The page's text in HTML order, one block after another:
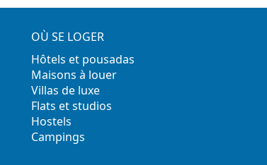
OÙ SE LOGER
Hôtels et pousadas
Maisons à louer
Villas de luxe
Flats et studios
Hostels
Campings